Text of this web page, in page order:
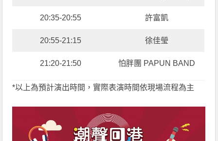
20:35-20:55 許富凱
20:55-21:15 徐佳瑩
21:20-21:50 怕胖團 PAPUN BAND
*以上為預計演出時間，實際表演時間依現場流程為主